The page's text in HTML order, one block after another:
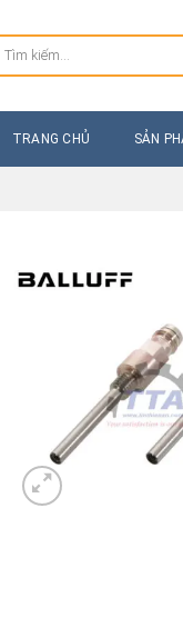
Tìm
TRANG CHỦ SẢN